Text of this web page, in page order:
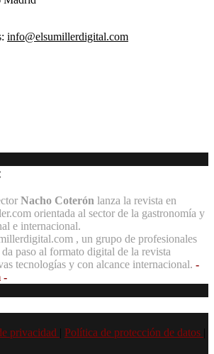
info@elsumillerdigital.com
Nacho Coterón lanza la revista en
orientada al sector de la gastronomía y
e internacional.
, un grupo de profesionales
paso al formato digital de la revista
tecnologías y con alcance internacional. -
-
privacidad Política de protección de datos